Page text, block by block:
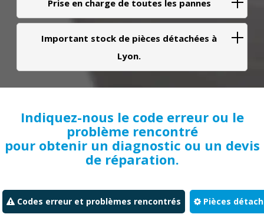
Prise en charge de toutes les pannes
Important stock de pièces détachées à
Lyon.
Indiquez-nous le code erreur ou le
problème rencontré
pour obtenir un diagnostic ou un devis
de réparation.
Codes erreur et problèmes rencontrés Pièces